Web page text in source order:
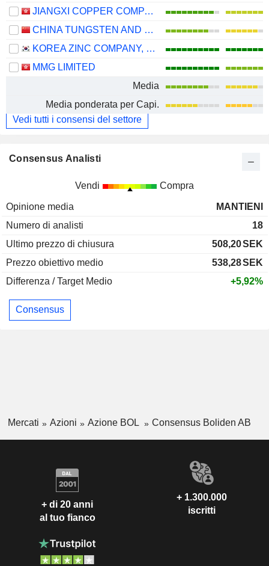
JIANGXI COPPER COMPANY LIMITED
CHINA TUNGSTEN AND HIGHTECH MATERIALS CO.,LTD
KOREA ZINC COMPANY, LTD.
MMG LIMITED
Media
Media ponderata per Capi.
Vedi tutti i consensi del settore
Consensus Analisti
Vendi Compra
Opinione media
MANTIENI
Numero di analisti
18
Ultimo prezzo di chiusura
508,20SEK
Prezzo obiettivo medio
538,28SEK
Differenza / Target Medio
+5,92%
Consensus
Mercati Azioni Azione BOL Consensus Boliden AB
+ di 20 anni
al tuo fianco
+ 1.300.000
iscritti